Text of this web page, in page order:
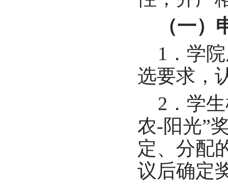
（一
1 ．学
选要求，
2 ．学
农-阳光”
定、分配
议后确定